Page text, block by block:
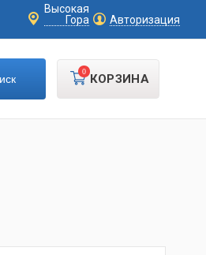
Высокая
Гора
Авторизация
КОРЗИНА
0